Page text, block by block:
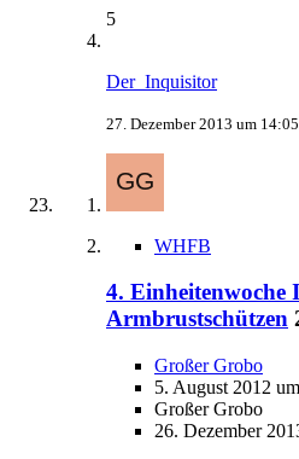
5
Der_Inquisitor
27. Dezember 2013 um 14:05
WHFB
4. Einheitenwoche
Armbrustschützen
Großer Grobo
5. August 2012
Großer Grobo
26. Dezember